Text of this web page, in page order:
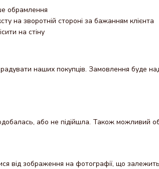
обрамлення
на зворотній стороні за бажанням клієнта
на стіну
наших покупців. Замовлення буде
або не підійшла. Також можливий
від зображення на фотографії, що